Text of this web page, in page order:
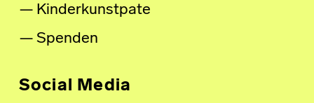
Kinderkunstpate
Spenden
Social Media